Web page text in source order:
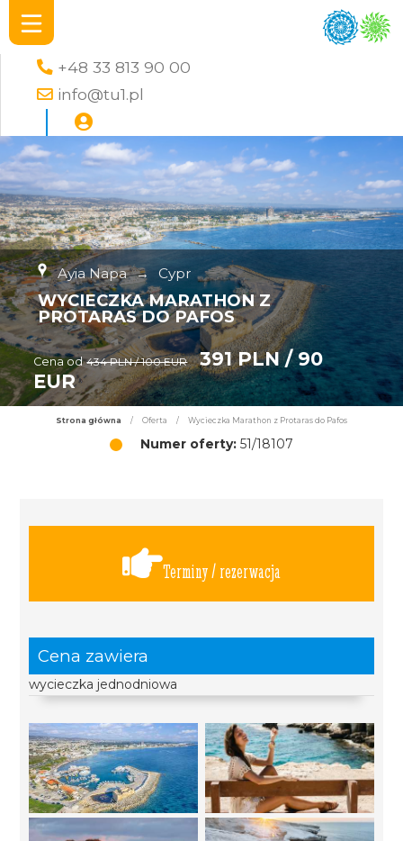
+48 33 813 90 00
info@tu1.pl
Ayia Napa → Cypr
WYCIECZKA MARATHON Z
PROTARAS DO PAFOS
Cena od 434 PLN / 100 EUR
391 PLN / 90
EUR
Strona główna / Oferta / Wycieczka Marathon z Protaras do Pafos
Numer oferty: 51/18107
Terminy / rezerwacja
Cena zawiera
wycieczka jednodniowa